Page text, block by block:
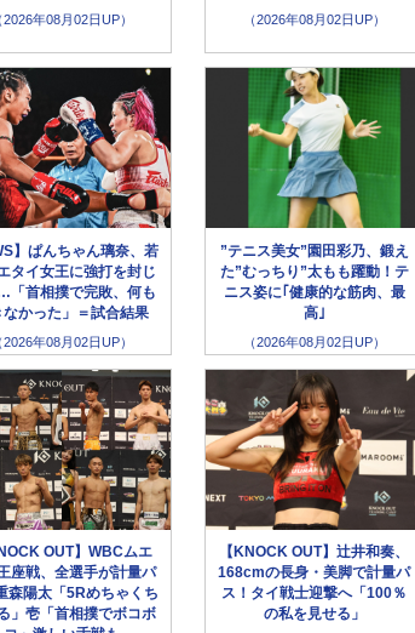
2026年08月02日UP） （2026年08月02日UP）
】ぱんちゃん璃奈、若
タイ女王に強打を封じ
「首相撲で完敗、何も
なかった」＝試合結果
2026年08月02日UP）
”テニス美女”園田彩乃、鍛え
た”むっちり”太もも躍動！テ
ニス姿に｢健康的な筋肉、最
高｣
（2026年08月02日UP）
OUT】WBCムエ
座戦、全選手が計量パ
森陽太「5Rめちゃくち
」壱「首相撲でボコボ
【KNOCK OUT】辻井和奏、
168cmの長身・美脚で計量パ
ス！タイ戦士迎撃へ「100％
の私を見せる」